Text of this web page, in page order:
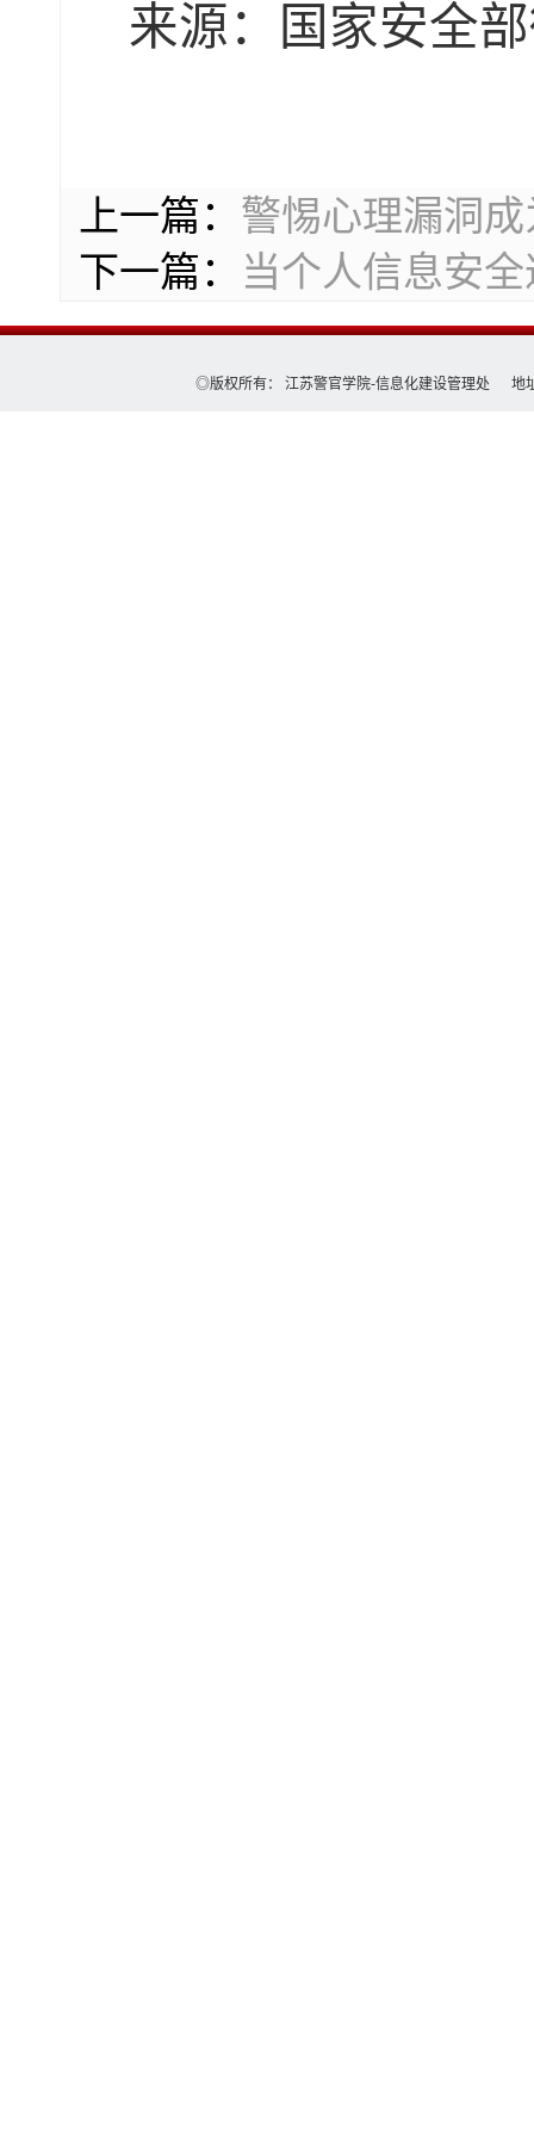
来源：国家安全
上一篇： 警惕心理漏洞
下一篇：
当个人信息安全
◎版权所有： 江苏警官学院-信息化建设管理处